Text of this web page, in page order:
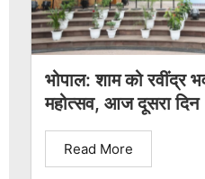
भोपाल: शाम को रवींद्र
महोत्सव, आज दूसरा दिन
Read More